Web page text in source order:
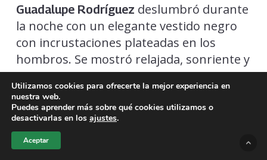
Guadalupe Rodríguez deslumbró durante
la noche con un elegante vestido negro
con incrustaciones plateadas en los
hombros. Se mostró relajada, sonriente y
llena de energía, incluso bailando junto a
las showgirls que formaban parte del
espectáculo.
Uno de los momentos más entrañables
Utilizamos cookies para ofrecerte la mejor experiencia en
nuestra web.
Puedes aprender más sobre qué cookies utilizamos o
desactivarlas en los ajustes.
Aceptar